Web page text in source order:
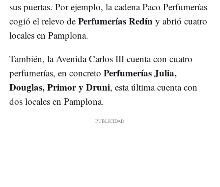
sus puertas. Por ejemplo, la cadena Paco Perfumerías
cogió el relevo de Perfumerías Redín y abrió cuatro
locales en Pamplona.
También, la Avenida Carlos III cuenta con cuatro
perfumerías, en concreto Perfumerías Julia,
Douglas, Primor y Druni, esta última cuenta con
dos locales en Pamplona.